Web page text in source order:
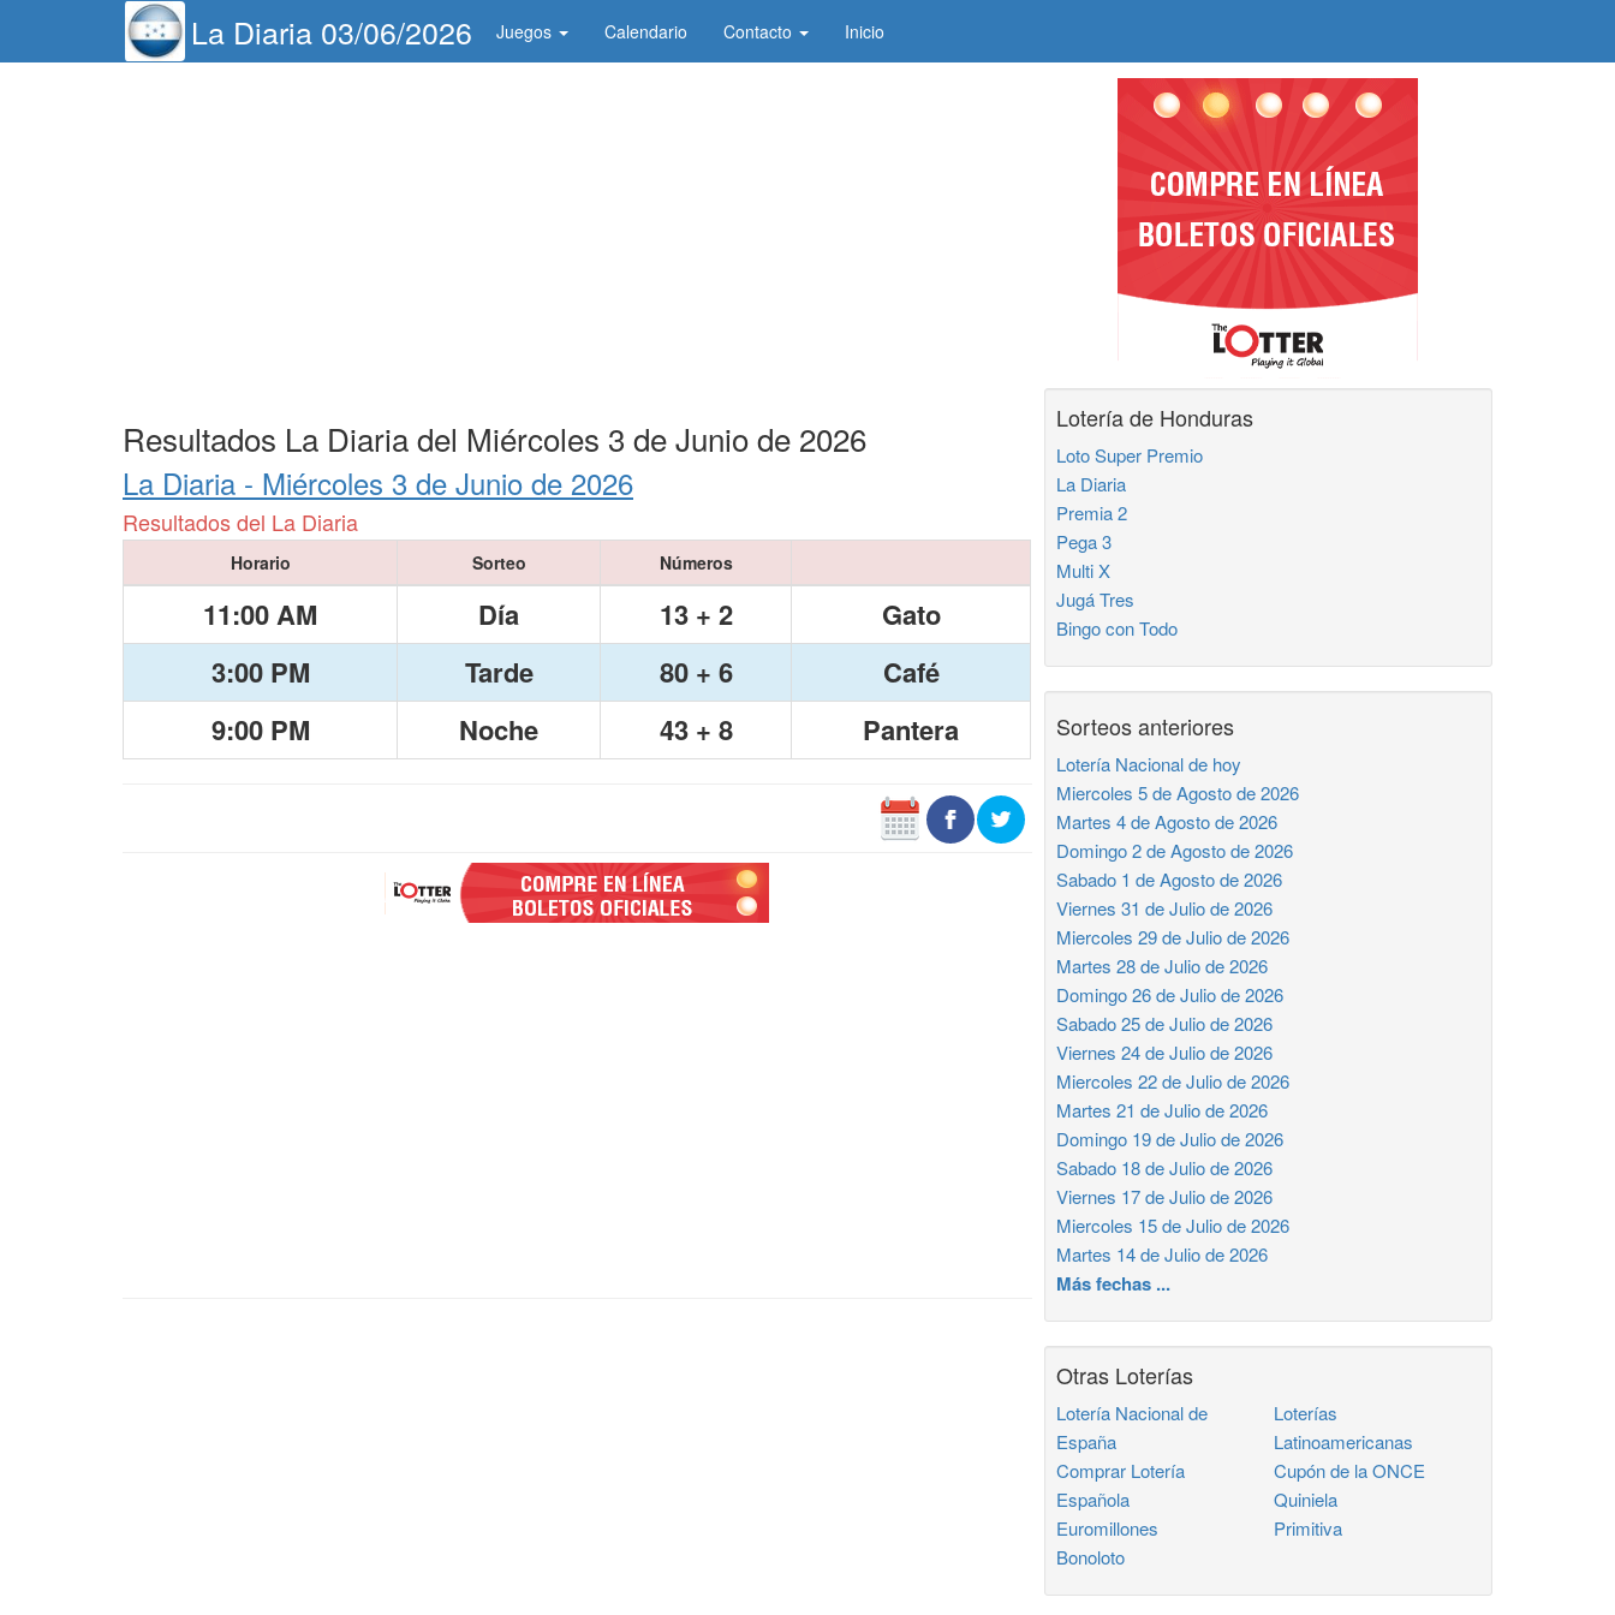
La Diaria 03/06/2026 Juegos Calendario Contacto Inicio
Resultados La Diaria del Miércoles 3 de Junio de 2026
La Diaria - Miércoles 3 de Junio de 2026
Resultados del La Diaria
Horario Sorteo Números
11:00 AM Día 13 + 2
Gato
3:00 PM
Tarde 80 + 6
Café
9:00 PM
Noche 43 + 8 Pantera
Lotería de Honduras
Loto Super Premio
La Diaria
Premia 2
Pega 3
Multi X
Jugá Tres
Bingo con Todo
Sorteos anteriores
Lotería Nacional de hoy
Miercoles 5 de Agosto de 2026
Martes 4 de Agosto de 2026
Domingo 2 de Agosto de 2026
Sabado 1 de Agosto de 2026
Viernes 31 de Julio de 2026
Miercoles 29 de Julio de 2026
Martes 28 de Julio de 2026
Domingo 26 de Julio de 2026
Sabado 25 de Julio de 2026
Viernes 24 de Julio de 2026
Miercoles 22 de Julio de 2026
Martes 21 de Julio de 2026
Domingo 19 de Julio de 2026
Sabado 18 de Julio de 2026
Viernes 17 de Julio de 2026
Miercoles 15 de Julio de 2026
Martes 14 de Julio de 2026
Más fechas ...
Otras Loterías
Lotería Nacional de
España
Comprar Lotería
Española
Euromillones
Bonoloto
Loterías
Latinoamericanas
Cupón de la ONCE
Quiniela
Primitiva